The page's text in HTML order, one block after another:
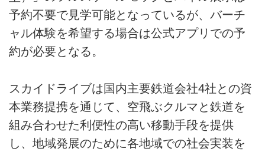
予約不要で見学可能となっているが、バーチ
ャル体験を希望する場合は公式アプリでの予
約が必要となる。
スカイドライブは国内主要鉄道会社4社との資
本業務提携を通じて、空飛ぶクルマと鉄道を
組み合わせた利便性の高い移動手段を提供
し、地域発展のために各地域での社会実装を